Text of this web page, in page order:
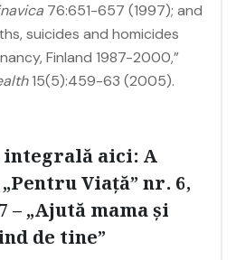
76:651-657 (1997); and
suicides and homicides
Finland 1987-2000,”
15(5):459-63 (2005).
aici: A
Viață” nr. 6,
– „Ajută mama și
de tine”